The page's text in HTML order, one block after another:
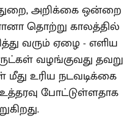
துறை, அறிக்கை ஒன்றை
தொற்று காலத்தில்
வரும் ஏழை - எளிய
வழங்குவது தவறு
உரிய நடவடிக்கை
போட்டுள்ளதாக